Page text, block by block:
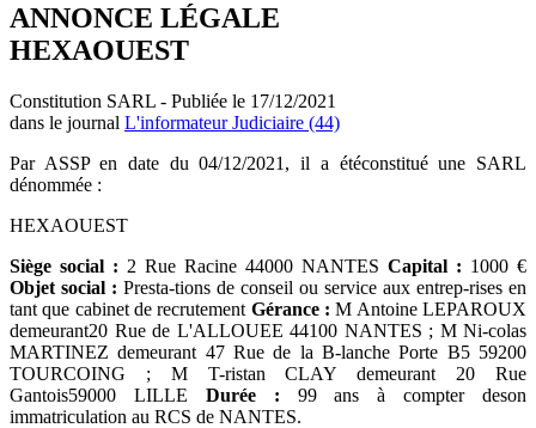
ANNONCE LÉGALE
HEXAOUEST
Constitution SARL - Publiée le 17/12/2021
dans le journal L'informateur Judiciaire (44)
Par ASSP en date du 04/12/2021, il a étéconstitué une SARL
dénommée :
HEXAOUEST
Siège social : 2 Rue Racine 44000 NANTES Capital : 1000 €
Objet social : Presta-tions de conseil ou service aux entrep-rises en
tant que cabinet de recrutement Gérance : M Antoine LEPAROUX
demeurant20 Rue de L'ALLOUEE 44100 NANTES ; M Ni-colas
MARTINEZ demeurant 47 Rue de la B-lanche Porte B5 59200
TOURCOING ; M T-ristan CLAY demeurant 20 Rue
Gantois59000 LILLE Durée : 99 ans à compter deson
immatriculation au RCS de NANTES.